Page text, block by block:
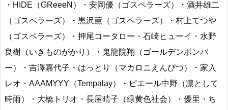
・HIDE（GReeeN）・安岡優（ゴスペラーズ）・酒井雄二
（ゴスペラーズ）・黒沢薫（ゴスペラーズ）・村上てつや
（ゴスペラーズ）・押尾コータロー・石崎ヒューイ・水野
良樹（いきものがかり）・鬼龍院翔（ゴールデンボンバ
ー）・吉澤嘉代子・はっとり（マカロニえんぴつ）・家入
レオ・AAAMYYY（Tempalay）・ピエール中野（凛として
時雨）・大橋トリオ・長屋晴子（緑黄色社会）・優里・ち